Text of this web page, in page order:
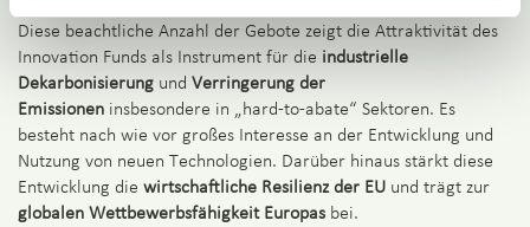
Diese beachtliche Anzahl der Gebote zeigt die Attraktivität des
Innovation Funds als Instrument für die industrielle
Dekarbonisierung und Verringerung der
Emissionen insbesondere in „hard-to-abate“ Sektoren. Es
besteht nach wie vor großes Interesse an der Entwicklung und
Nutzung von neuen Technologien. Darüber hinaus stärkt diese
Entwicklung die wirtschaftliche Resilienz der EU und trägt zur
globalen Wettbewerbsfähigkeit Europas bei.